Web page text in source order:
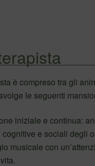
è compreso tra gli
le seguenti
iniziale e continua:
cognitive e sociali degli
musicale con